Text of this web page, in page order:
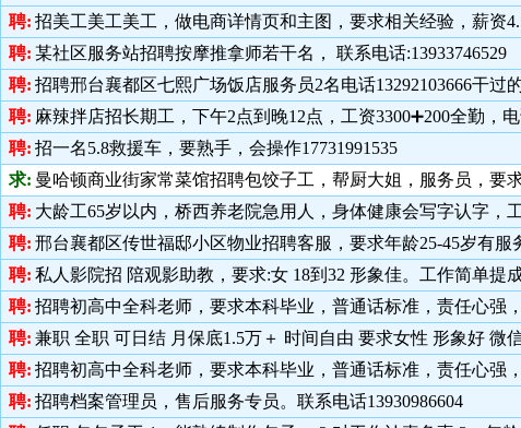
聘: 招美工美工美工，做电商详情页和主图，要求相关经验，薪资
聘: 某社区服务站招聘按摩推拿师若干名， 联系电话:13933746529
聘: 招聘邢台襄都区七熙广场饭店服务员2名电话13292103666干过
聘: 麻辣拌店招长期工，下午2点到晚12点，工资3300➕200全勤，电
聘: 招一名5.8救援车，要熟手，会操作17731991535
求: 曼哈顿商业街家常菜馆招聘包饺子工，帮厨大姐，服务员，要
聘: 大龄工65岁以内，桥西养老院急用人，身体健康会写字认字，
聘: 邢台襄都区传世福邸小区物业招聘客服，要求年龄25-45岁有服
聘: 私人影院招 陪观影助教，要求:女 18到32 形象佳。工作简单提
聘: 招聘初高中全科老师，要求本科毕业，普通话标准，责任心强
聘: 兼职 全职 可日结 月保底1.5万＋ 时间自由 要求女性 形象好 微
聘: 招聘初高中全科老师，要求本科毕业，普通话标准，责任心强
聘: 招聘档案管理员，售后服务专员。联系电话13930986604